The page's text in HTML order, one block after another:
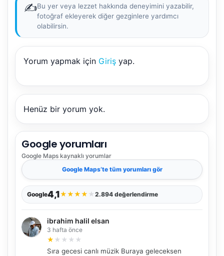
✍️Bu yer veya lezzet hakkında deneyimini yazabilir,
fotoğraf ekleyerek diğer gezginlere yardımcı
olabilirsin.
Yorum yapmak için Giriş yap.
Henüz bir yorum yok.
Google yorumları
Google Maps kaynaklı yorumlar
Google Maps’te tüm yorumları gör
Google4,1★★★★ ★ 2.894 değerlendirme
ibrahim halil elsan
3 hafta önce
★ ★ ★ ★ ★
Sıra gecesi canlı müzik Buraya geleceksen